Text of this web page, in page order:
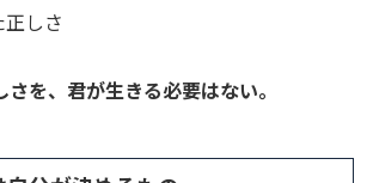
しさ
を、君が生きる必要はない。